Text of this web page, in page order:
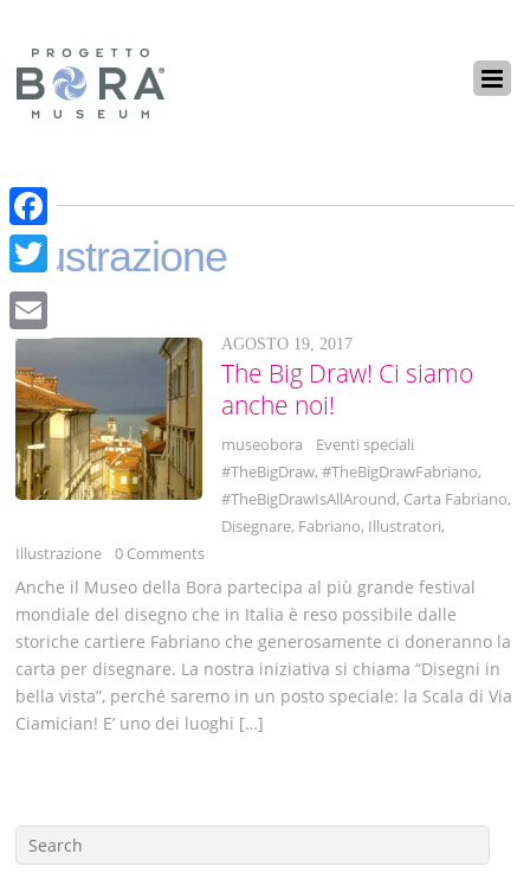
F
c
b
o
o
T
w
e
E
m
a
Illustrazione
AGOSTO 19, 2017
The Big Draw! Ci siamo
anche noi!
museobora
Eventi speciali
#TheBigDraw,#TheBigDrawFabriano,
#TheBigDrawIsAllAround, Carta Fabriano,
Disegnare, Fabriano, Illustratori,
Illustrazione
0 Comments
Anche il Museo della Bora partecipa al più grande festival
mondiale del disegno che in Italia è reso possibile dalle
storiche cartiere Fabriano che generosamente ci doneranno la
carta per disegnare. La nostra iniziativa si chiama “Disegni in
bella vista”, perché saremo in un posto speciale: la Scala di Via
Ciamician! E’ uno dei luoghi […]